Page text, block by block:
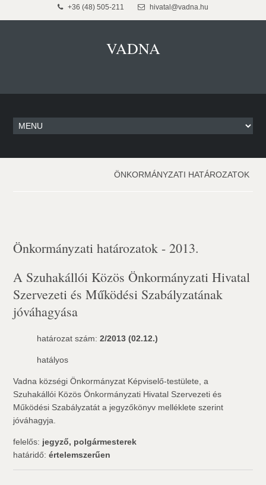
+36 (48) 505-211 hivatal@vadna.hu
VADNA
ÖNKORMÁNYZATI HATÁROZATOK
Önkormányzati határozatok - 2013.
A Szuhakállói Közös Önkormányzati Hivatal
Szervezeti és Működési Szabályzatának
jóváhagyása
határozat szám:2/2013 (02.12.)
hatályos
Vadna községi Önkormányzat Képviselő-testülete, a
Szuhakállói Közös Önkormányzati Hivatal Szervezeti és
Működési Szabályzatát a jegyzőkönyv melléklete szerint
jóváhagyja.
felelős: jegyző, polgármesterek
határidő:értelemszerűen